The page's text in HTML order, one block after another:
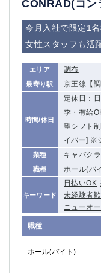
CONRAD(コン
今月入社で限定1
女性スタッフも
エリア 調布
最寄り駅 京王線【
時間/休日
定休日：
季・有給
望シフト
イバー] ※
業種 キャバクラ
職種 ホール(バ
キーワード
日払いOK
未経験者
ニューオ
職種
ホール(バイト)